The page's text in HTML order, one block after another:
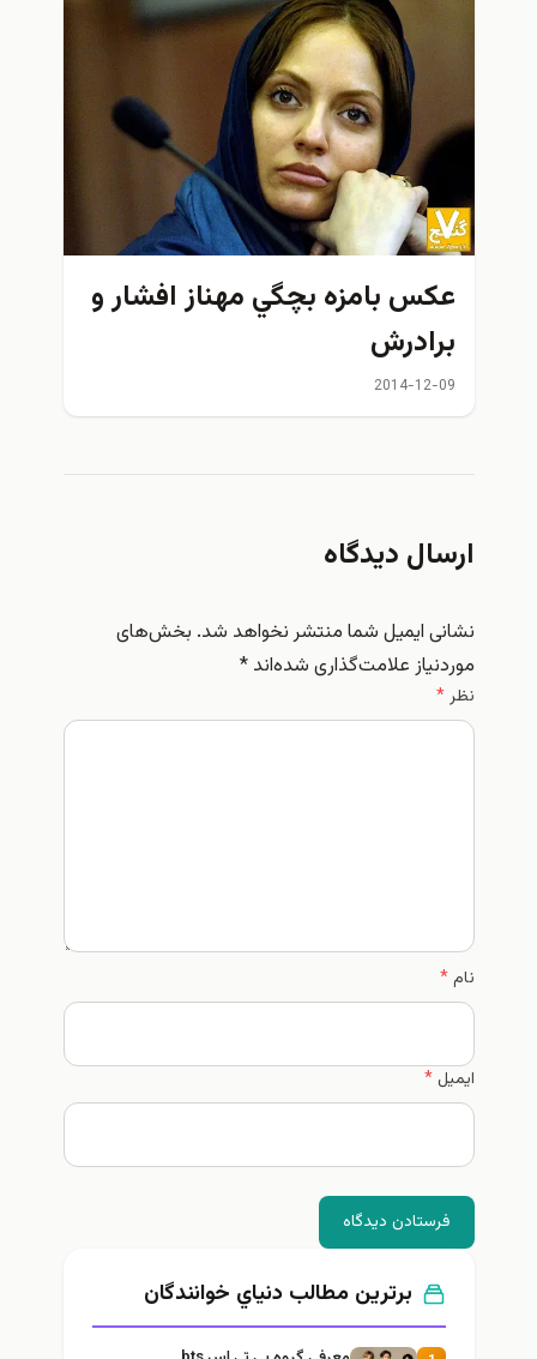
عكس بامزه بچگي مهناز افشار و
برادرش
2014-12-09
ارسال دیدگاه
نشانی ایمیل شما منتشر نخواهد شد. بخش‌های
موردنیاز علامت‌گذاری شده‌اند*
نظر*
نام*
ایمیل*
فرستادن دیدگاه
برترین مطالب دنياي خوانندگان